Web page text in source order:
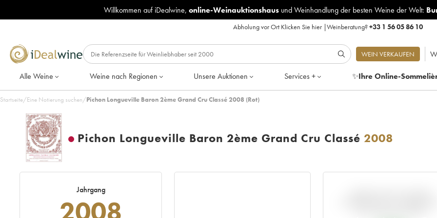
Willkommen auf iDealwine, online-Weinauktionshausund Weinhandlung der besten Weine der Welt:
Abholung vor Ort Klicken Sie hier|Weinberatung?+33 1 56 05 86 10
WEIN VERKAUFEN
Alle Weine Weine nach Regionen Unsere Auktionen Services + ✨Ihre Online-
Startseite/Eine Notierung suchen/Pichon Longueville Baron 2ème Grand Cru Classé 2008 (Rot)
Pichon Longueville Baron 2ème Grand Cru Classé 2008
Jahrgang